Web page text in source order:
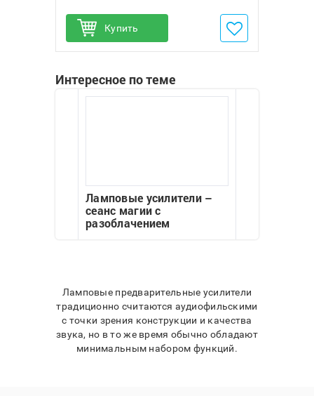
Купить
Добавить в избранное
Интересное по теме
Ламповые усилители –
сеанс магии с
разоблачением
Ламповые предварительные усилители
традиционно считаются аудиофильскими
с точки зрения конструкции и качества
звука, но в то же время обычно обладают
минимальным набором функций.